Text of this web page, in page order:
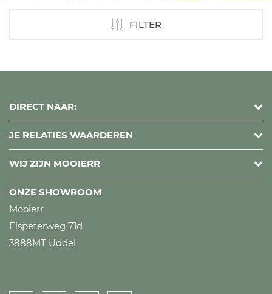
FILTER
DIRECT NAAR:
JE RELATIES WAARDEREN
WIJ ZIJN MOOIERR
ONZE SHOWROOM
Mooierr
Elspeterweg 71d
3888MT Uddel